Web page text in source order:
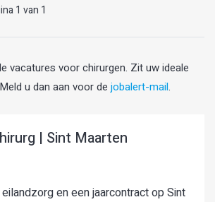
1 van 1
vacatures voor chirurgen. Zit uw ideale
u dan aan voor de jobalert-mail.
| Sint Maarten
en een jaarcontract op Sint